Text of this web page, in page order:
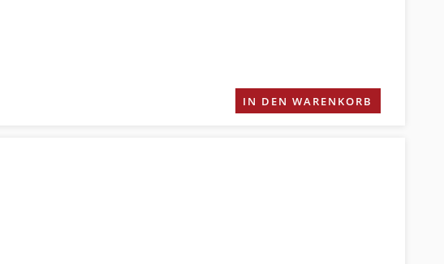
IN DEN WARENKORB